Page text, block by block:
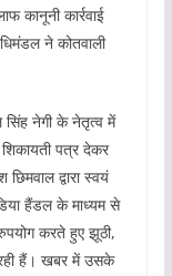
कानूनी कार्रवाई
ने कोतवाली
सिंह नेगी के नेतृत्व में
पत्र देकर
द्वारा स्वयं
हैंडल के माध्यम से
करते हुए झूठी,
हैं। खबर में उसके